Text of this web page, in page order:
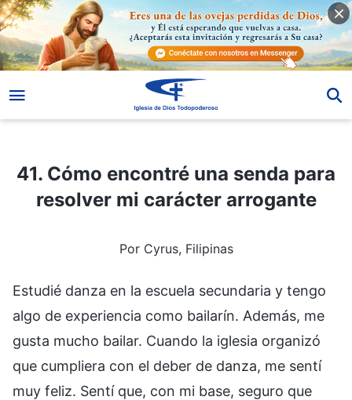
41. Cómo encontré una senda para
resolver mi carácter arrogante
Por Cyrus, Filipinas
Estudié danza en la escuela secundaria y tengo
algo de experiencia como bailarín. Además, me
gusta mucho bailar. Cuando la iglesia organizó
que cumpliera con el deber de danza, me sentí
muy feliz. Sentí que, con mi base, seguro que